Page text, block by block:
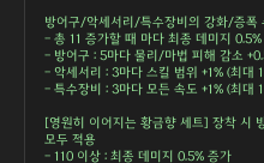
방어구/악세서리/특수장비의 강화/증폭
- 총 11 증가할 때 마다 최종 데미지
- 방어구 : 5마다 물리/마법 피해 감소
- 악세서리 : 3마다 스킬 범위 +1% (최대
- 특수장비 : 3마다 모든 속도 +1% (최대
[영원히 이어지는 황금향 세트] 장착 시
모두 적용
- 110 이상 : 최종 데미지 0.5% 증가